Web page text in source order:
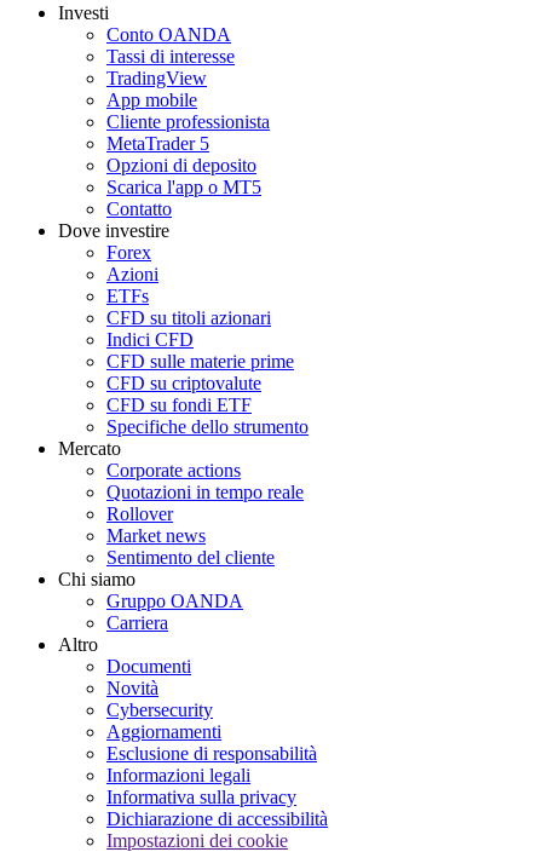
Investi
Conto OANDA
Tassi di interesse
TradingView
App mobile
Cliente professionista
MetaTrader 5
Opzioni di deposito
Scarica l'app o MT5
Contatto
Dove investire
Forex
Azioni
ETFs
CFD su titoli azionari
Indici CFD
CFD sulle materie prime
CFD su criptovalute
CFD su fondi ETF
Specifiche dello strumento
Mercato
Corporate actions
Quotazioni in tempo reale
Rollover
Market news
Sentimento del cliente
Chi siamo
Gruppo OANDA
Carriera
Altro
Documenti
Novità
Cybersecurity
Aggiornamenti
Esclusione di responsabilità
Informazioni legali
Informativa sulla privacy
Dichiarazione di accessibilità
Impostazioni dei cookie